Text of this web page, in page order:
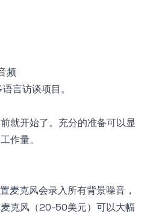
频
言访谈项目。
就开始了。充分的准备可以显
作量。
麦克风会录入所有背景噪音，
克风（20-50美元）可以大幅